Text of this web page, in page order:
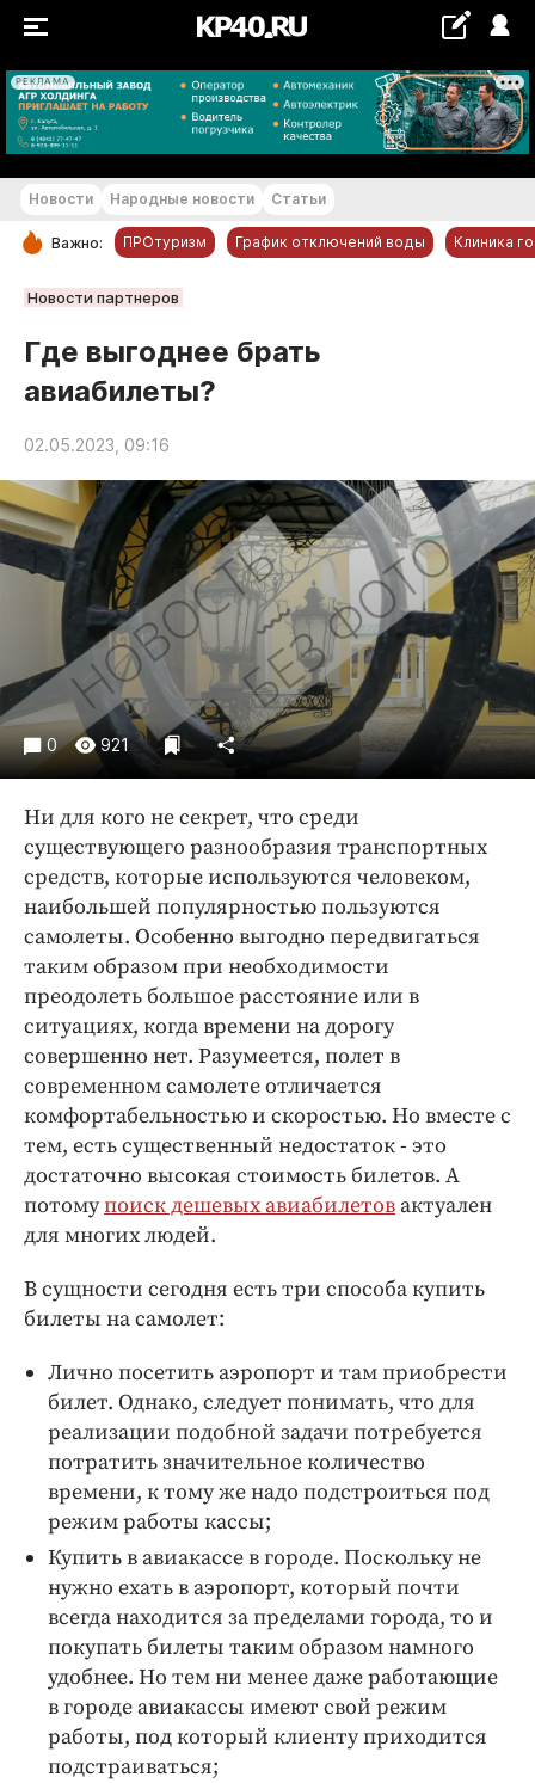
РЕКЛАМА
+29...+30 °С
РУБРИКИ
Новости компаний
Статьи
Народные новости
Авто и транспорт
Благоустройство
Криминал
Культура
Недвижимость и ЖКХ
Образование
Общество
Погода
Праздники
Спорт
Экономика и бизнес
ПРОЕКТЫ
Блоги
Издания
Медиаперсона
Интересное чтиво
Клиника года
Бренд года
Работодатель года
Новости Народные новости Статьи
Важно: ПРОтуризм График отключений воды Клиника
Новости партнеров
Где выгоднее брать
авиабилеты?
02.05.2023, 09:16
0 921
Ни для кого не секрет, что среди
существующего разнообразия транспортных
средств, которые используются человеком,
наибольшей популярностью пользуются
самолеты. Особенно выгодно передвигаться
таким образом при необходимости
преодолеть большое расстояние или в
ситуациях, когда времени на дорогу
совершенно нет. Разумеется, полет в
современном самолете отличается
комфортабельностью и скоростью. Но вместе с
тем, есть существенный недостаток - это
достаточно высокая стоимость билетов. А
потомупоиск дешевых авиабилетов актуален
для многих людей.
В сущности сегодня есть три способа купить
билеты на самолет:
Лично посетить аэропорт и там приобрести
билет. Однако, следует понимать, что для
реализации подобной задачи потребуется
потратить значительное количество
времени, к тому же надо подстроиться под
режим работы кассы;
Купить в авиакассе в городе. Поскольку не
нужно ехать в аэропорт, который почти
всегда находится за пределами города, то и
покупать билеты таким образом намного
удобнее. Но тем ни менее даже работающие
в городе авиакассы имеют свой режим
работы, под который клиенту приходится
подстраиваться;